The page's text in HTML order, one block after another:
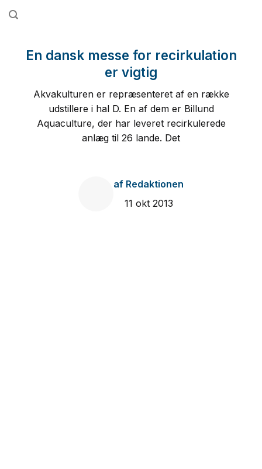
Fortsæt
En dansk messe for recirkulation
er vigtig
Akvakulturen er repræsenteret af en række
udstillere i hal D. En af dem er Billund
Aquaculture, der har leveret recirkulerede
anlæg til 26 lande. Det
af Redaktionen
11 okt 2013